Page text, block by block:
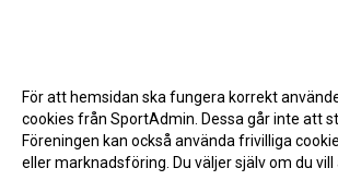
För att hemsidan ska fungera korrekt
cookies från SportAdmin. Dessa går inte att
Föreningen kan också använda frivilliga
eller marknadsföring. Du väljer själv om du vill